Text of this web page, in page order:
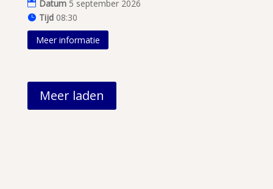
Datum 5 september 2026
Tijd 08:30
Meer informatie
Meer laden